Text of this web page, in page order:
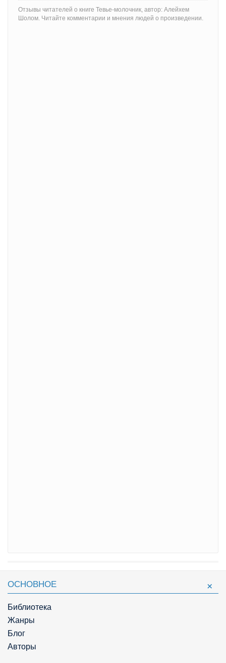
Отзывы читателей о книге Тевье-молочник, автор: Алейхем
Шолом. Читайте комментарии и мнения людей о произведении.
ОСНОВНОЕ
Библиотека
Жанры
Блог
Авторы